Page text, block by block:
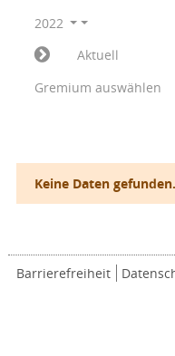
2022
Aktuell
Gremium auswählen
Keine Daten gefunden.
Barrierefreiheit